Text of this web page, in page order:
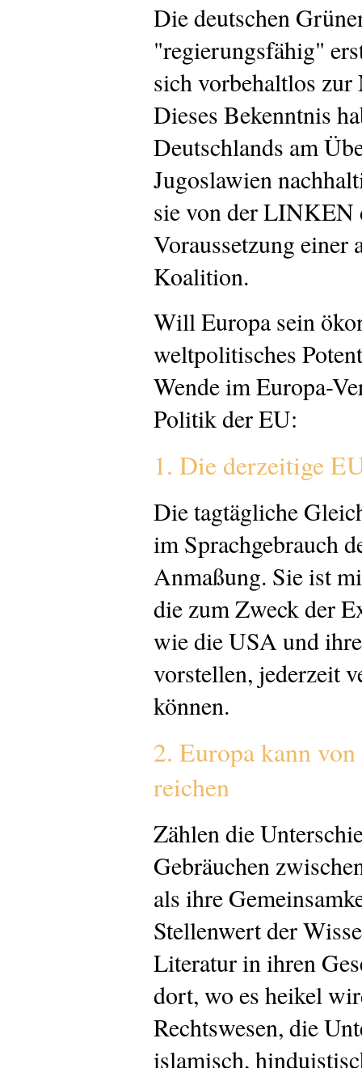
Die deutschen
"regierungsfähig"
sich vorbehaltlos
Dieses Bekenntnis
Deutschlands am
Jugoslawien
sie von der LINKEN
Voraussetzung
Koalition.
Will Europa sein
weltpolitisches
Wende im Europa-
Politik der EU:
1. Die derzeitige
Die tagtägliche
im Sprachgebrauch
Anmaßung. Sie ist
die zum Zweck der
wie die USA und
vorstellen, jederzeit
können.
2. Europa kann
reichen
Zählen die
Gebräuchen
als ihre
Stellenwert der
Literatur in ihren
dort, wo es heikel
Rechtswesen, die
islamisch,